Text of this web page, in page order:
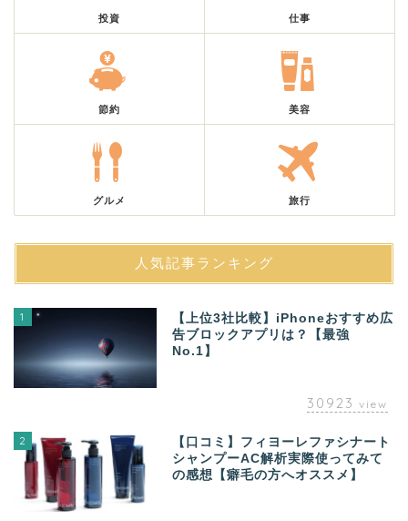
投資 仕事
節約 美容
グルメ 旅行
人気記事ランキング
1
【上位3社比較】iPhoneおすすめ広
告ブロックアプリは？【最強
No.1】
30923 view
2
【口コミ】フィヨーレファシナート
シャンプーAC解析実際使ってみて
の感想【癖毛の方へオススメ】